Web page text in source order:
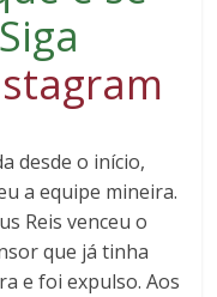
desde o início,
a equipe mineira.
Reis venceu o
que já tinha
e foi expulso. Aos